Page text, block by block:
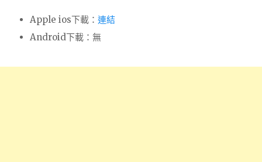
Apple ios下載： 連結
Android下載：無